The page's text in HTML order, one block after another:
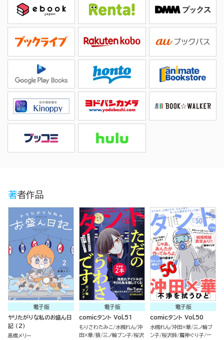
著者作品
電子版
ヤリたがりな私のお盛ん日
記 （2）
高橋メリー
電子版
comicタント Vol.51
もりさわたみこ 水槻れん 沖
田×華 狼 三ノ輪ブン子 桜沢
電子版
comicタント Vol.50
水槻れん 沖田×華 三ノ輪ブ
ン子 桜沢鈴 魔神ぐり子 一